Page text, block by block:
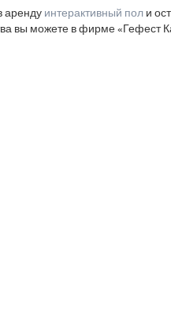
арендуинтерактивный поли
вы можете в фирме «Гефест